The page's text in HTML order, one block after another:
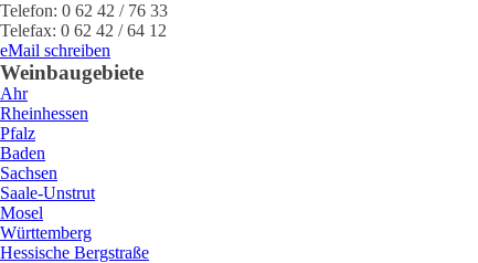
Telefon: 0 62 42 / 76 33
Telefax: 0 62 42 / 64 12
eMail schreiben
Weinbaugebiete
Ahr
Rheinhessen
Pfalz
Baden
Sachsen
Saale-Unstrut
Mosel
Württemberg
Hessische Bergstraße